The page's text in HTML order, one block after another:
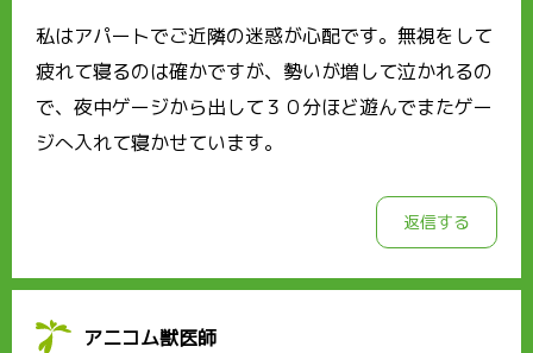
私はアパートでご近隣の迷惑が心配です。無視をして
疲れて寝るのは確かですが、勢いが増して泣かれるの
で、夜中ゲージから出して３０分ほど遊んでまたゲー
ジへ入れて寝かせています。
返信する
アニコム獣医師